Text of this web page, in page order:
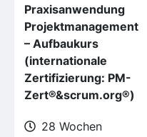
Praxisanwendung
Projektmanagement
– Aufbaukurs
(internationale
Zertifizierung: PM-
Zert®&scrum.org®)
28 Wochen